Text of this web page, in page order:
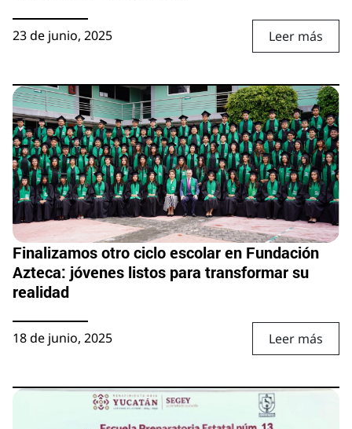
23 de junio, 2025 Leer más
Finalizamos otro ciclo escolar en Fundación
Azteca: jóvenes listos para transformar su
realidad
18 de junio, 2025 Leer más